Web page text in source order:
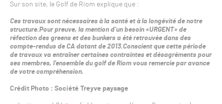
Sur son site, le Golf de Riom explique que :
Ces travaux sont nécessaires à la santé et à la longévité de notre
structure.Pour preuve, la mention d’un besoin «URGENT» de
réfection des greens et des bunkers a été retrouvée dans des
compte-rendus de CA datant de 2013.Conscient que cette période
de travaux va entraîner certaines contraintes et désagréments pour
ses membres, l’ensemble du golf de Riom vous remercie par avance
de votre compréhension.
Crédit Photo : Société Treyve paysage